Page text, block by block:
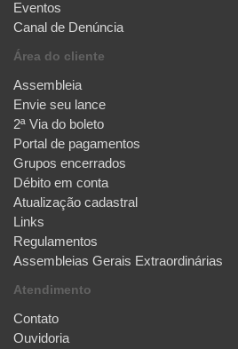
Eventos
Canal de Denúncia
Área do cliente
Assembleia
Envie seu lance
2ª Via do boleto
Portal de pagamentos
Grupos encerrados
Débito em conta
Atualização cadastral
Links
Regulamentos
Assembleias Gerais Extraordinárias
Atendimento
Contato
Ouvidoria